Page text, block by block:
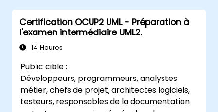
Certification OCUP2 UML - Préparation à
l'examen intermédiaire UML2.
14 Heures
Public cible :
Développeurs, programmeurs, analystes
métier, chefs de projet, architectes logiciels,
testeurs, responsables de la documentation